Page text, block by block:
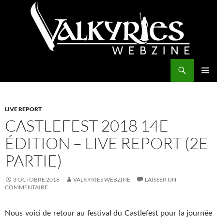
LIVE REPORT
CASTLEFEST 2018 14E
ÉDITION – LIVE REPORT (2E
PARTIE)
3 OCTOBRE 2018 VALKYRIES WEBZINE
LAISSER UN
COMMENTAIRE
Nous voici de retour au festival du Castlefest pour la journée